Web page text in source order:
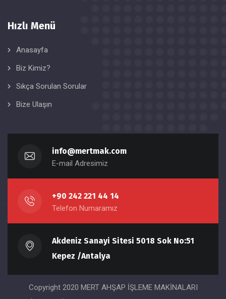
Hızlı Menü
Anasayfa
Biz Kimiz?
Sıkça Sorulan Sorular
Bize Ulaşın
info@mertmak.com
E-mail Adresimiz
+90 242 221 44 14
Telefon Numaramız
Akdeniz Sanayi Sitesi 5018 Sok No:51
Kepez /Antalya
Copyright 2020 MERT AHŞAP İŞLEME MAKİNALARI